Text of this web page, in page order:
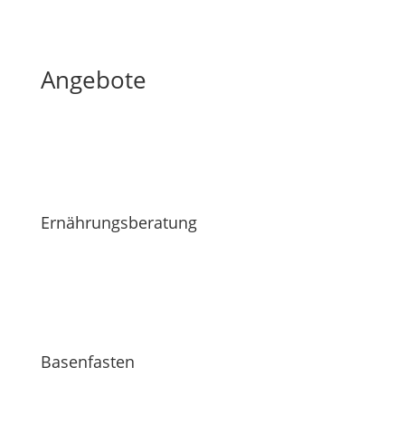
Angebote
Ernährungsberatung
Basenfasten